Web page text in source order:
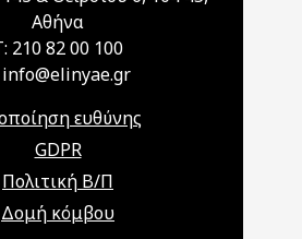
Αθήνα
210 82 00 100
info@elinyae.gr
ευθύνης
GDPR
Πολιτική Β/Π
Δομή κόμβου